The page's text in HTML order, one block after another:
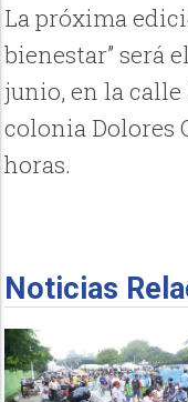
La próxima
bienestar” será
junio, en la calle
colonia Dolores
horas.
Noticias